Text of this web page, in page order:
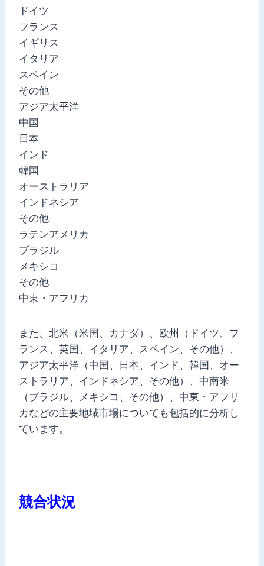
ドイツ
フランス
イギリス
イタリア
スペイン
その他
アジア太平洋
中国
日本
インド
韓国
オーストラリア
インドネシア
その他
ラテンアメリカ
ブラジル
メキシコ
その他
中東・アフリカ
また、北米（米国、カナダ）、欧州（ドイツ、フ
ランス、英国、イタリア、スペイン、その他）、
アジア太平洋（中国、日本、インド、韓国、オー
ストラリア、インドネシア、その他）、中南米
（ブラジル、メキシコ、その他）、中東・アフリ
カなどの主要地域市場についても包括的に分析し
ています。
競合状況